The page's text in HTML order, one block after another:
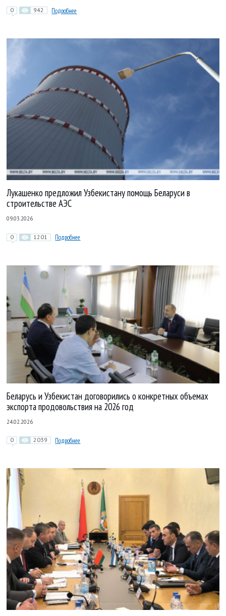
0 942 Подробнее
Лукашенко предложил Узбекистану помощь Беларуси в
строительстве АЭС
09.03.2026
0 1201 Подробнее
Беларусь и Узбекистан договорились о конкретных объемах
экспорта продовольствия на 2026 год
24.02.2026
0 2039 Подробнее